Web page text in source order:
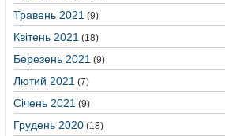
Травень 2021 (9)
Квітень 2021 (18)
Березень 2021 (9)
Лютий 2021 (7)
Січень 2021 (9)
Грудень 2020 (18)